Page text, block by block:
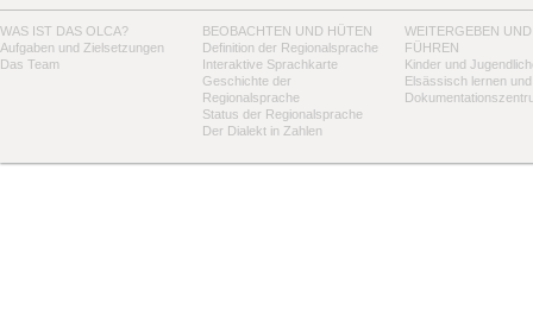
WAS IST DAS OLCA?
Aufgaben und Zielsetzungen
Das Team
BEOBACHTEN UND HÜTEN
Definition der Regionalsprache
Interaktive Sprachkarte
Geschichte der
Regionalsprache
Status der Regionalsprache
Der Dialekt in Zahlen
WEITERGEBEN UND
FÜHREN
Kinder und
Elsässisch lernen